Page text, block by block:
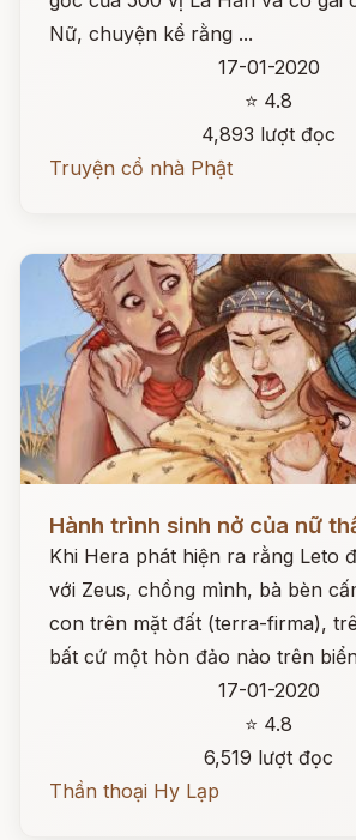
Nữ, chuyện kể rằng ...
17-01-2020
⭐ 4.8
4,893 lượt đọc
Truyện cổ nhà Phật
Hành trình sinh nở của nữ
Khi Hera phát hiện ra rằng Leto
với Zeus, chồng mình, bà bèn
con trên mặt đất (terra-firma),
bất cứ một hòn đảo nào trên
17-01-2020
⭐ 4.8
6,519 lượt đọc
Thần thoại Hy Lạp